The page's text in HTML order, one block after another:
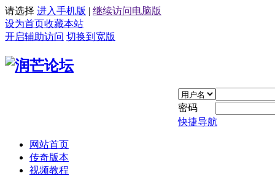
请选择 进入手机版 | 继续访问电脑版
设为首页收藏本站
开启辅助访问 切换到宽版
密码
快捷导航
网站首页
传奇版本
视频教程